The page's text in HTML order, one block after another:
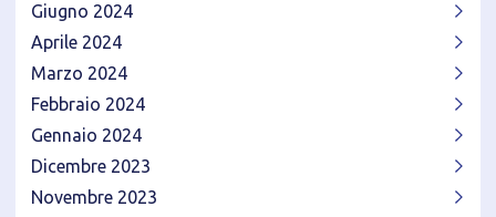
Giugno 2024
Aprile 2024
Marzo 2024
Febbraio 2024
Gennaio 2024
Dicembre 2023
Novembre 2023